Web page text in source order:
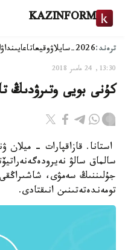
KAZINFORM
ترەند:2026-سايلاۋ وقيعاتاعايىنداۋ
13:30, 24 مامىر 2018
كۇنى بويى وتىرۋدىڭ
استانا. قازاقپارات - ميلان
سالماق سالۋ
جۇلىننىڭ سەمۋى،
تومەندەتەتىنىن انىقتادى.